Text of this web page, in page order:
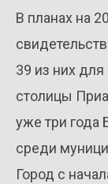
В планах на
39 из них
столицы
уже три года
среди
Город с